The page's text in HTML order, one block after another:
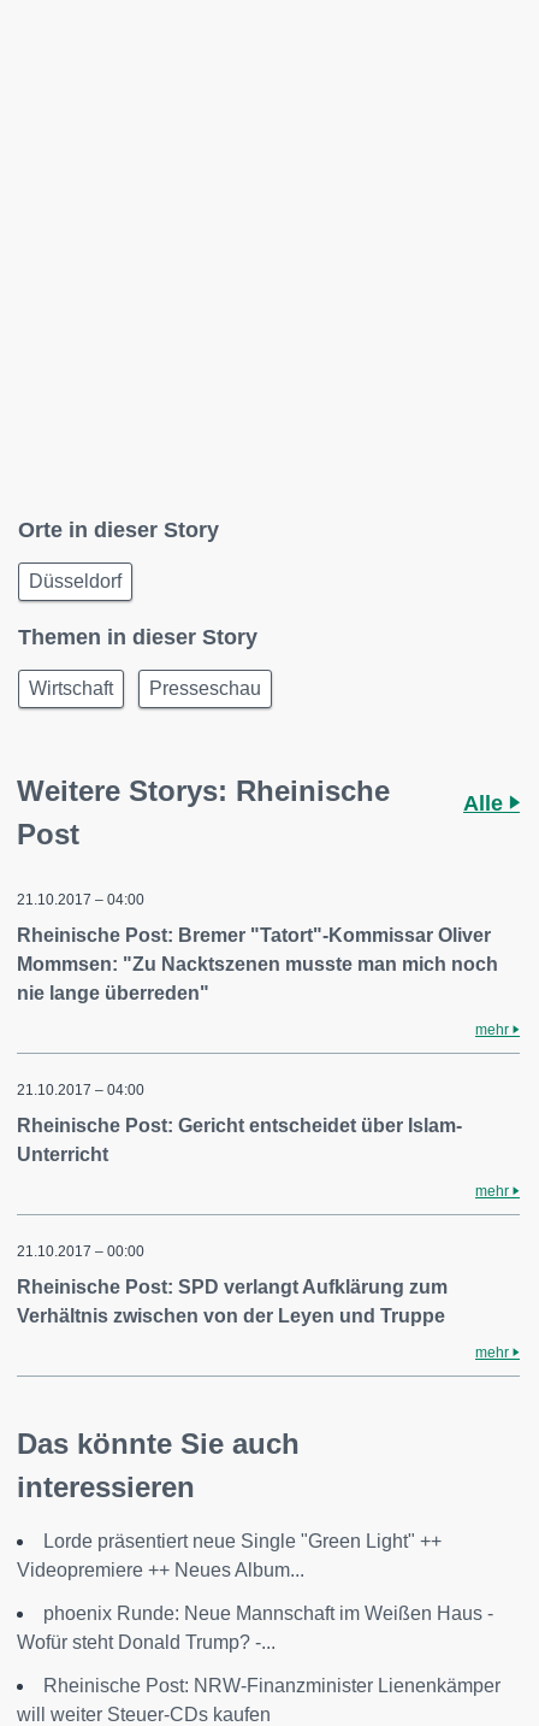
Orte in dieser Story
Düsseldorf
Themen in dieser Story
Wirtschaft Presseschau
Weitere Storys: Rheinische
Post
Alle
21.10.2017 – 04:00
Rheinische Post: Bremer "Tatort"-Kommissar Oliver
Mommsen: "Zu Nacktszenen musste man mich noch
nie lange überreden"
mehr
21.10.2017 – 04:00
Rheinische Post: Gericht entscheidet über Islam-
Unterricht
mehr
21.10.2017 – 00:00
Rheinische Post: SPD verlangt Aufklärung zum
Verhältnis zwischen von der Leyen und Truppe
mehr
Das könnte Sie auch
interessieren
Lorde präsentiert neue Single "Green Light" ++
Videopremiere ++ Neues Album...
phoenix Runde: Neue Mannschaft im Weißen Haus -
Wofür steht Donald Trump? -...
Rheinische Post: NRW-Finanzminister Lienenkämper
will weiter Steuer-CDs kaufen